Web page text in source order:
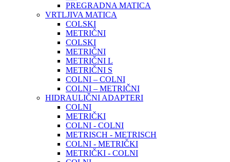
PREGRADNA MATICA
VRTLJIVA MATICA
COLSKI
METRIČNI
COLSKI
METRIČNI
METRIČNI L
METRIČNI S
COLNI – COLNI
COLNI – METRIČNI
HIDRAULIČNI ADAPTERI
COLNI
METRIČKI
COLNI - COLNI
METRISCH - METRISCH
COLNI - METRIČKI
METRIČKI - COLNI